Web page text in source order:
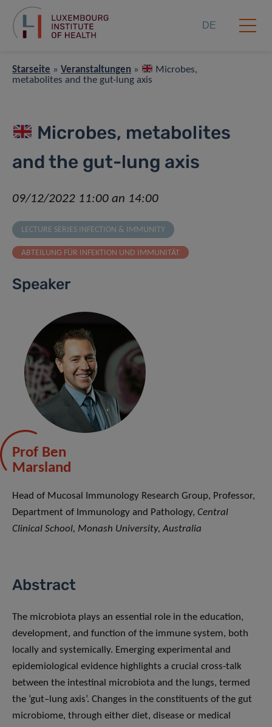
DE
Starseite » Veranstaltungen »
Microbes,
metabolites and the gut-lung axis
Microbes, metabolites
and the gut-lung axis
09/12/2022 11:00 an 14:00
LECTURE SERIES INFECTION & IMMUNITY
ABTEILUNG FÜR INFEKTION UND IMMUNITÄT
Speaker
Prof Ben
Marsland
Head of Mucosal Immunology Research Group, Professor,
Department of Immunology and Pathology, Central
Clinical School, Monash University, Australia
Abstract
The microbiota plays an essential role in the education,
development, and function of the immune system, both
locally and systemically. Emerging experimental and
epidemiological evidence highlights a crucial cross-talk
between the intestinal microbiota and the lungs, termed
the ‘gut–lung axis’. Changes in the constituents of the gut
microbiome, through either diet, disease or medical